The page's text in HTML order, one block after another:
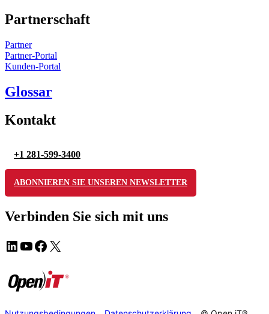
Partnerschaft
Partner
Partner-Portal
Kunden-Portal
Glossar
Kontakt
+1 281-599-3400
ABONNIEREN SIE UNSEREN NEWSLETTER
Verbinden Sie sich mit uns